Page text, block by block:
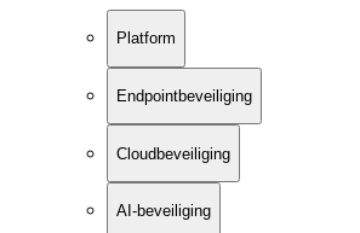
Platform
Endpointbeveiliging
Cloudbeveiliging
AI-beveiliging